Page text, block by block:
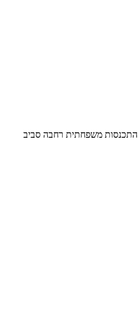
התכנסות משפחתית רחבה סביב